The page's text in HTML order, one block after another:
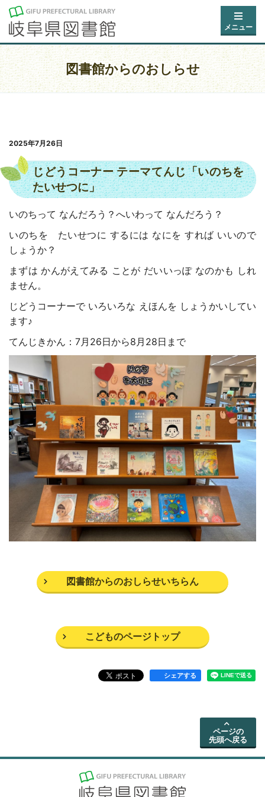
メニュー
図書館からのおしらせ
2025年7月26日
じどうコーナー テーマてんじ「いのちを
たいせつに」
いのちって なんだろう？へいわって なんだろう？
いのちを たいせつに するには なにを すれば いいので
しょうか？
まずは かんがえてみる ことが だいいっぽ なのかも しれ
ません。
じどうコーナーで いろいろな えほんを しょうかいしてい
ます♪
てんじきかん：7月26日から8月28日まで
図書館からのおしらせいちらん
こどものページトップ
シェアする
ページの
先頭へ戻る